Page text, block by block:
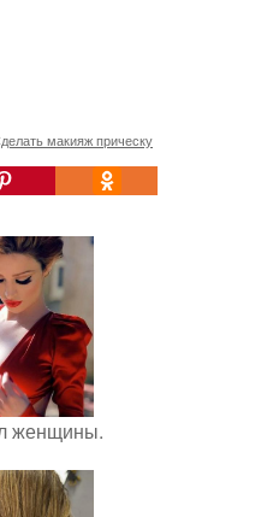
макияж прическу
женщины.